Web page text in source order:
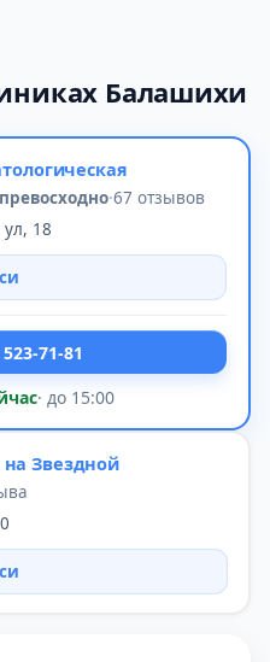
Балашихи
превосходно·67 отзывов
18
71-81
· до 15:00
Звездной